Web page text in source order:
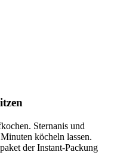
Sternanis und
köcheln lassen.
der Instant-Packung